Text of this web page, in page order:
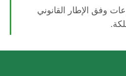
وفق الإطار القانوني